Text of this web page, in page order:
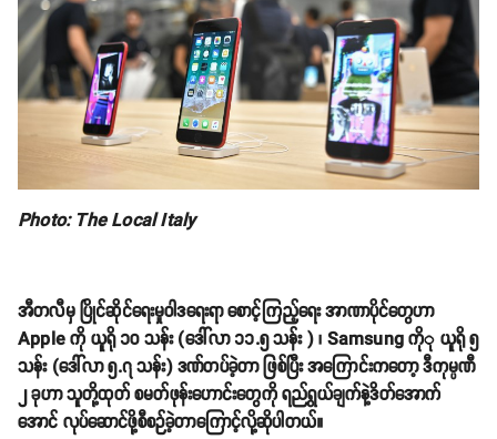
Photo: The Local Italy
အီတလီမှ ပြိုင်ဆိုင်ရေးမှုဝါဒရေးရာ စောင့်ကြည့်ရေး အာဏာပိုင်တွေဟာ
Apple ကို ယူရို ၁၀ သန်း (ဒေါ်လာ ၁၁.၅ သန်း ) ၊ Samsung ကိုု ယူရို ၅
သန်း (ဒေါ်လာ ၅.၇ သန်း) ဒဏ်တပ်ခဲ့တာ ဖြစ်ပြီး အကြောင်းကတော့ ဒီကုမ္ပဏီ
၂ ခုဟာ သူတို့ထုတ် စမတ်ဖုန်းဟောင်းတွေကို ရည်ရွယ်ချက်နဲ့ဒိတ်အောက်
အောင် လုပ်ဆောင်ဖို့စီစဉ်ခဲ့တာကြောင့်လို့ဆိုပါတယ်။